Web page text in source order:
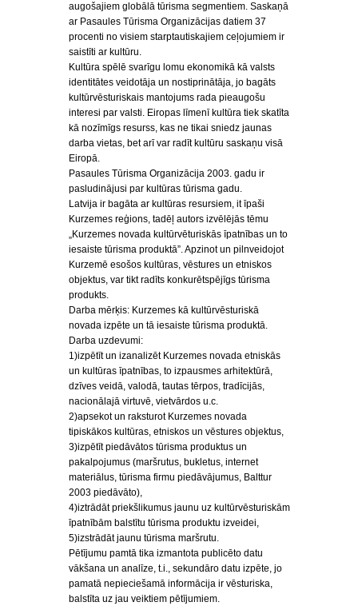
augošajiem globālā tūrisma segmentiem. Saskaņā
ar Pasaules Tūrisma Organizācijas datiem 37
procenti no visiem starptautiskajiem ceļojumiem ir
saistīti ar kultūru.
Kultūra spēlē svarīgu lomu ekonomikā kā valsts
identitātes veidotāja un nostiprinātāja, jo bagāts
kultūrvēsturiskais mantojums rada pieaugošu
interesi par valsti. Eiropas līmenī kultūra tiek skatīta
kā nozīmīgs resurss, kas ne tikai sniedz jaunas
darba vietas, bet arī var radīt kultūru saskaņu visā
Eiropā.
Pasaules Tūrisma Organizācija 2003. gadu ir
pasludinājusi par kultūras tūrisma gadu.
Latvija ir bagāta ar kultūras resursiem, it īpaši
Kurzemes reģions, tadēļ autors izvēlējās tēmu
„Kurzemes novada kultūrvēturiskās īpatnības un to
iesaiste tūrisma produktā”. Apzinot un pilnveidojot
Kurzemē esošos kultūras, vēstures un etniskos
objektus, var tikt radīts konkurētspējīgs tūrisma
produkts.
Darba mērķis: Kurzemes kā kultūrvēsturiskā
novada izpēte un tā iesaiste tūrisma produktā.
Darba uzdevumi:
1)izpētīt un izanalizēt Kurzemes novada etniskās
un kultūras īpatnības, to izpausmes arhitektūrā,
dzīves veidā, valodā, tautas tērpos, tradīcijās,
nacionālajā virtuvē, vietvārdos u.c.
2)apsekot un raksturot Kurzemes novada
tipiskākos kultūras, etniskos un vēstures objektus,
3)izpētīt piedāvātos tūrisma produktus un
pakalpojumus (maršrutus, bukletus, internet
materiālus, tūrisma firmu piedāvājumus, Balttur
2003 piedāvāto),
4)iztrādāt priekšlikumus jaunu uz kultūrvēsturiskām
īpatnībām balstītu tūrisma produktu izveidei,
5)izstrādāt jaunu tūrisma maršrutu.
Pētījumu pamtā tika izmantota publicēto datu
vākšana un analīze, t.i., sekundāro datu izpēte, jo
pamatā nepieciešamā informācija ir vēsturiska,
balstīta uz jau veiktiem pētījumiem.